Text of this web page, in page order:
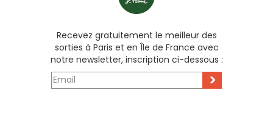
Recevez gratuitement le meilleur des
sorties à Paris et en Île de France avec
notre newsletter, inscription ci-dessous :
>